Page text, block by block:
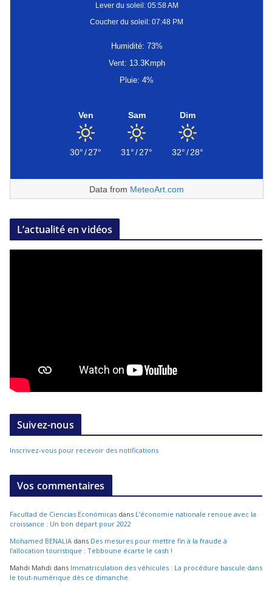
Lever du soleil: 05:58 AM
Coucher du soleil: 07:48 PM
Humidité: 73%
Vent: 13.3Kmph
Pluie: 4%
Ven
30°/27°
Sam
31°/27°
Dim
32°/28°
Data from MeteoArt.com
L’actualité en vidéos
Suivez-nous
Inscrivez-vous pour recevoir des notifications
Vos commentaires
Facultad de Ciencias Económicas dans L’économie nationale renoue avec la
croissance : Un bon départ pour 2022
Mohamed BENALIA dans Des mesures pour mettre fin à la fraude à
l’allocation touristique : Tebboune écarte le cash !
Mahdi Mahdi dans Immatriculation des véhicules : La procédure bascule dans
le tout-numérique dès ce dimanche